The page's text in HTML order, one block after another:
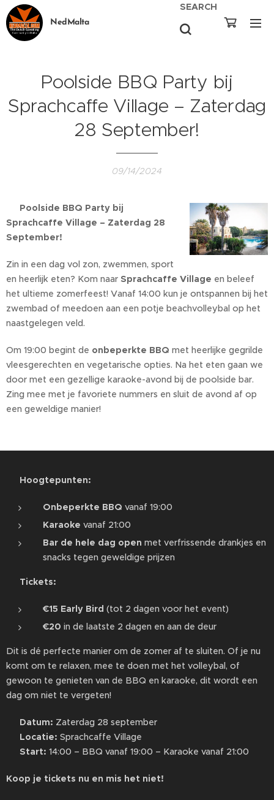
NedMalta
SEARCH
Poolside BBQ Party bij
Sprachcaffe Village – Zaterdag
28 September!
09/14/2024
Poolside BBQ Party bij
Sprachcaffe Village – Zaterdag 28
September!
Zin in een dag vol zon, zwemmen, sport
en heerlijk eten? Kom naar Sprachcaffe Village en beleef
het ultieme zomerfeest! Vanaf 14:00 kun je ontspannen bij het
zwembad of meedoen aan een potje beachvolleybal op het
naastgelegen veld.
Om 19:00 begint de onbeperkte BBQ met heerlijke gegrilde
vleesgerechten en vegetarische opties. Na het eten gaan we
door met een gezellige karaoke-avond bij de poolside bar.
Zing mee met je favoriete nummers en sluit de avond af op
een geweldige manier!
Hoogtepunten:
Onbeperkte BBQ vanaf 19:00
Karaoke vanaf 21:00
Bar de hele dag open met verfrissende drankjes en
snacks tegen geweldige prijzen
Tickets:
€15 Early Bird (tot 2 dagen voor het event)
€20 in de laatste 2 dagen en aan de deur
Dit is dé perfecte manier om de zomer af te sluiten. Of je nu
komt om te relaxen, mee te doen met het volleybal, of
gewoon te genieten van de BBQ en karaoke, dit wordt een
dag om niet te vergeten!
Datum: Zaterdag 28 september
Locatie: Sprachcaffe Village
Start: 14:00 – BBQ vanaf 19:00 – Karaoke vanaf 21:00
Koop je tickets nu en mis het niet!